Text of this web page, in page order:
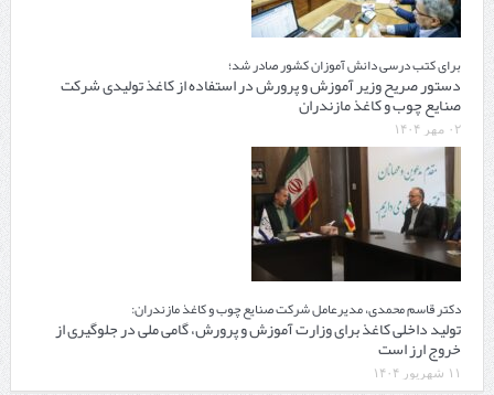
برای کتب درسی دانش آموزان کشور صادر شد؛
دستور صریح وزیر آموزش و پرورش در استفاده از کاغذ تولیدی شرکت
صنایع چوب و کاغذ مازندران
۰۲ مهر ۱۴۰۴
دکتر قاسم محمدی، مدیرعامل شرکت صنایع چوب و کاغذ مازندران:
تولید داخلی کاغذ برای وزارت آموزش و پرورش، گامی ملی در جلوگیری از
خروج ارز است
۱۱ شهریور ۱۴۰۴